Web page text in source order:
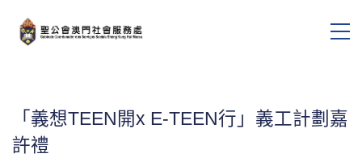
「義想TEEN開x E-TEEN行」義工計劃嘉
許禮